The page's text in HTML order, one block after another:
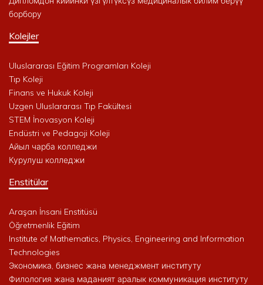
борбору
Kolejler
Uluslararası Eğitim Programları Koleji
Tıp Koleji
Finans ve Hukuk Koleji
Uzgen Uluslararası Tıp Fakültesi
STEM İnovasyon Koleji
Endüstri ve Pedagoji Koleji
Айыл чарба колледжи
Курулуш колледжи
Enstitülar
Araşan İnsani Enstitüsü
Öğretmenlik Eğitim
Institute of Mathematics, Physics, Engineering and Information
Technologies
Экономика, бизнес жана менеджмент институту
Филология жана маданият аралык коммуникация институту